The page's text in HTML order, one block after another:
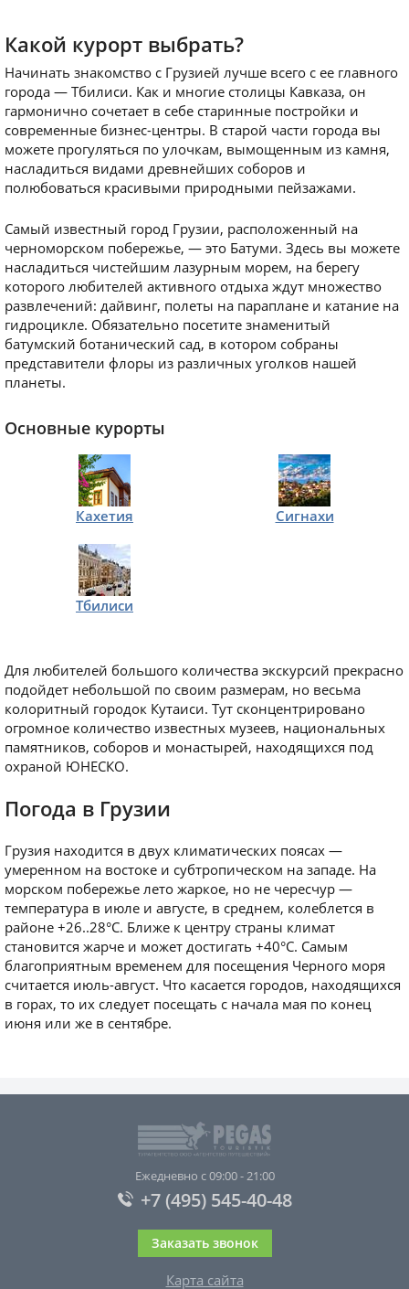
Какой курорт выбрать?
Начинать знакомство с Грузией лучше всего с ее главного
города — Тбилиси. Как и многие столицы Кавказа, он
гармонично сочетает в себе старинные постройки и
современные бизнес-центры. В старой части города вы
можете прогуляться по улочкам, вымощенным из камня,
насладиться видами древнейших соборов и
полюбоваться красивыми природными пейзажами.
Самый известный город Грузии, расположенный на
черноморском побережье, — это Батуми. Здесь вы можете
насладиться чистейшим лазурным морем, на берегу
которого любителей активного отдыха ждут множество
развлечений: дайвинг, полеты на параплане и катание на
гидроцикле. Обязательно посетите знаменитый
батумский ботанический сад, в котором собраны
представители флоры из различных уголков нашей
планеты.
Основные курорты
Кахетия Сигнахи
Тбилиси
Для любителей большого количества экскурсий прекрасно
подойдет небольшой по своим размерам, но весьма
колоритный городок Кутаиси. Тут сконцентрировано
огромное количество известных музеев, национальных
памятников, соборов и монастырей, находящихся под
охраной ЮНЕСКО.
Погода в Грузии
Грузия находится в двух климатических поясах —
умеренном на востоке и субтропическом на западе. На
морском побережье лето жаркое, но не чересчур —
температура в июле и августе, в среднем, колеблется в
районе +26..28°C. Ближе к центру страны климат
становится жарче и может достигать +40°C. Самым
благоприятным временем для посещения Черного моря
считается июль-август. Что касается городов, находящихся
в горах, то их следует посещать с начала мая по конец
июня или же в сентябре.
Ежедневно с 09:00 - 21:00
+7 (495) 545-40-48
Заказать звонок
Карта сайта